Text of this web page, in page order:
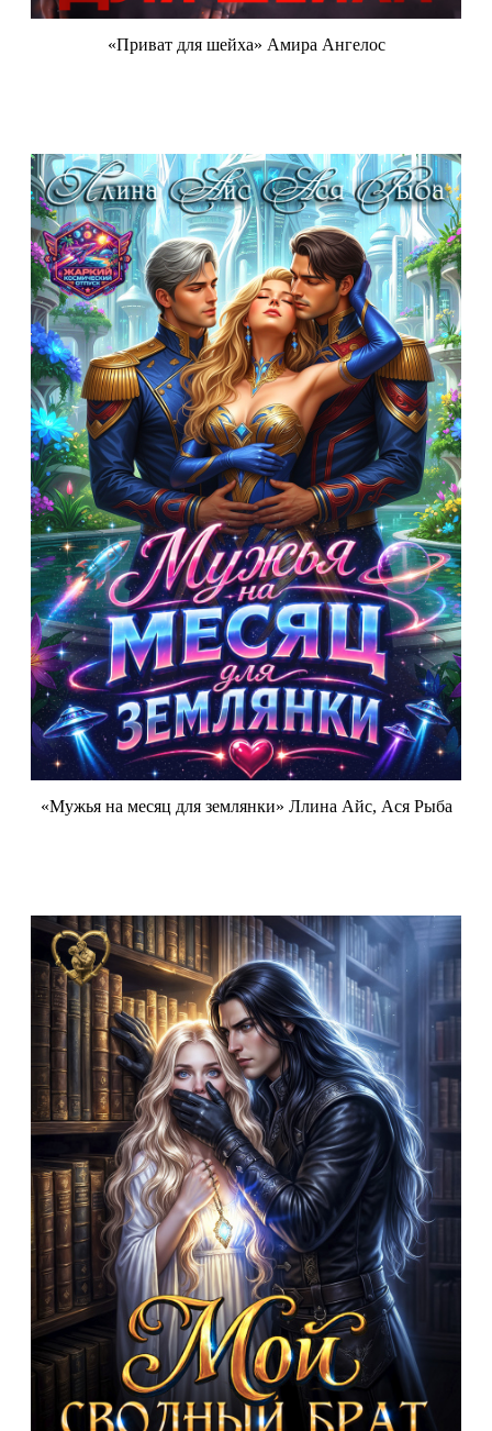
«Приват для шейха» Амира Ангелос
«Мужья на месяц для землянки» Ллина Айс, Ася Рыба